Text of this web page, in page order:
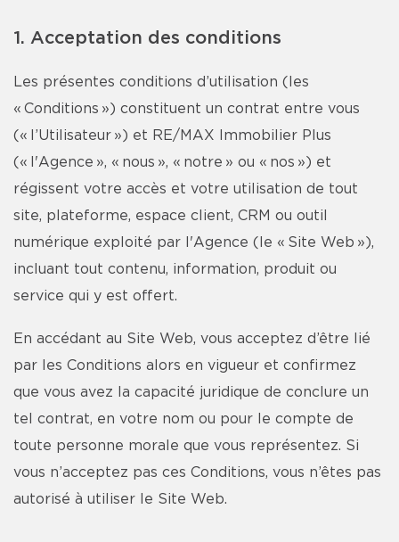
1. Acceptation des conditions
Les présentes conditions d’utilisation (les
« Conditions ») constituent un contrat entre vous
(« l’Utilisateur ») et RE/MAX Immobilier Plus
(« l'Agence », « nous », « notre » ou « nos ») et
régissent votre accès et votre utilisation de tout
site, plateforme, espace client, CRM ou outil
numérique exploité par l'Agence (le « Site Web »),
incluant tout contenu, information, produit ou
service qui y est offert.
En accédant au Site Web, vous acceptez d’être lié
par les Conditions alors en vigueur et confirmez
que vous avez la capacité juridique de conclure un
tel contrat, en votre nom ou pour le compte de
toute personne morale que vous représentez. Si
vous n’acceptez pas ces Conditions, vous n’êtes pas
autorisé à utiliser le Site Web.